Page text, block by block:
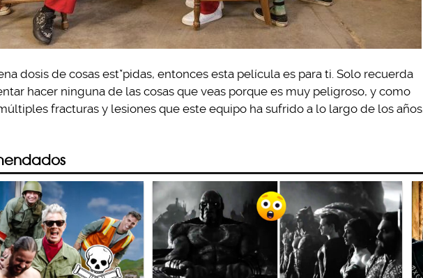
dosis de cosas est*pidas, entonces esta película es para ti. Solo recuerda
hacer ninguna de las cosas que veas porque es muy peligroso, y como
fracturas y lesiones que este equipo ha sufrido a lo largo de los años.